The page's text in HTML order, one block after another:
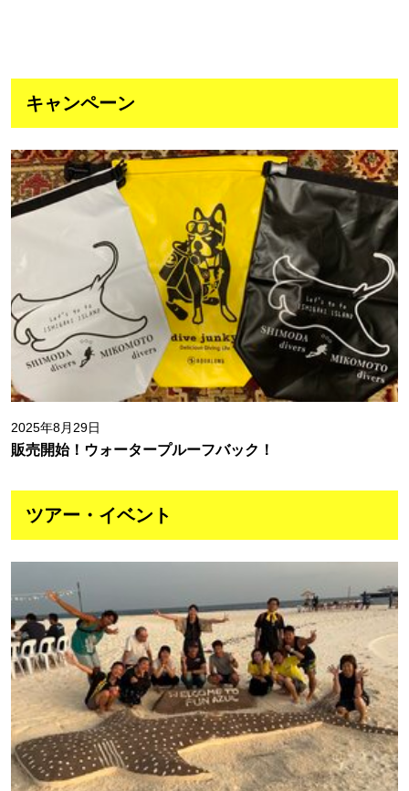
キャンペーン
2025年8月29日
販売開始！ウォータープルーフバック！
ツアー・イベント